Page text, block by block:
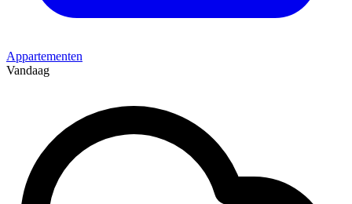
Appartementen
Vandaag